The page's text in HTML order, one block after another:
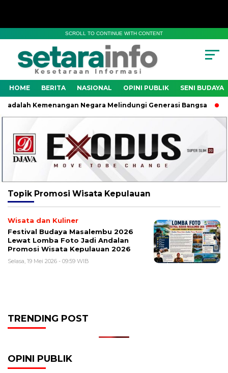
SCROLL TO CONTINUE WITH CONTENT
HOME BERITA NASIONAL OPINI PUBLIK SENI BUDAYA
Kemenangan Negara Melindungi Generasi Bangsa
Topik Promosi Wisata Kepulauan
Wisata dan Kuliner
Festival Budaya Masalembu 2026
Lewat Lomba Foto Jadi Andalan
Promosi Wisata Kepulauan 2026
Selasa, 19 Mei 2026 - 09:59 WIB
TRENDING POST
OPINI PUBLIK